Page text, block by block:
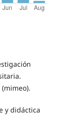
y didáctica